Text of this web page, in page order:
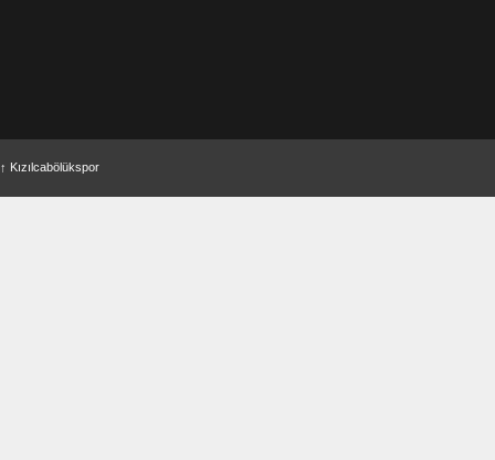
↑ Kızılcabölükspor